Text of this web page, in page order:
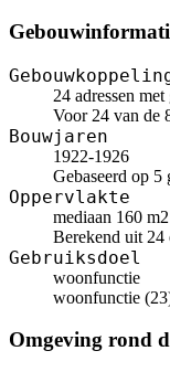
24 adressen
Voor 24 van de
Bouwjaren
1922-1926
Gebaseerd op 5
Oppervlakte
mediaan 160 m2
Berekend uit 24
Gebruiksdoel
woonfunctie
woonfunctie
Omgeving rond